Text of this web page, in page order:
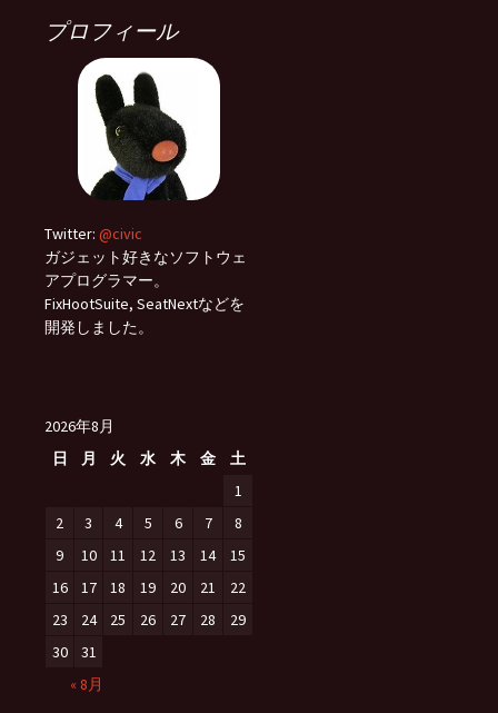
プロフィール
Twitter: @civic
ガジェット好きなソフトウェ
アプログラマー。
FixHootSuite, SeatNextなどを
開発しました。
2026年8月
日
月 火 水 木 金
土
1
2
3 4 5 6 7
8
9
10 11 12 13 14
15
16
17 18 19 20 21
22
23
24 25 26 27 28
29
30
31
« 8月